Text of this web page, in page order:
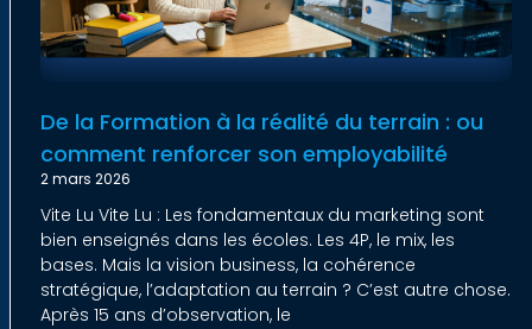
De la Formation à la réalité du terrain : ou
comment renforcer son employabilité
2 mars 2026
Vite Lu Vite Lu : Les fondamentaux du marketing sont
bien enseignés dans les écoles. Les 4P, le mix, les
bases. Mais la vision business, la cohérence
stratégique, l’adaptation au terrain ? C’est autre chose.
Après 15 ans d’observation, le